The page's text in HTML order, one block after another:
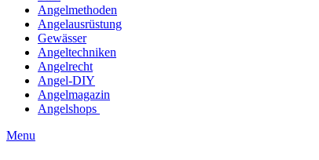
Angelmethoden
Angelausrüstung
Gewässer
Angeltechniken
Angelrecht
Angel-DIY
Angelmagazin
Angelshops
Menu